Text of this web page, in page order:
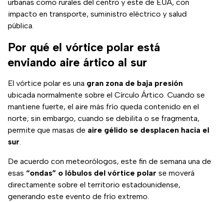
urbanas como rurales del centro y este de EUA, con
impacto en transporte, suministro eléctrico y salud
pública.
Por qué el vórtice polar está
enviando aire ártico al sur
El vórtice polar es una gran zona de baja presión
ubicada normalmente sobre el Círculo Ártico. Cuando se
mantiene fuerte, el aire más frío queda contenido en el
norte; sin embargo, cuando se debilita o se fragmenta,
permite que masas de aire gélido se desplacen hacia el
sur.
De acuerdo con meteorólogos, este fin de semana una de
esas “ondas” o lóbulos del vórtice polar se moverá
directamente sobre el territorio estadounidense,
generando este evento de frío extremo.